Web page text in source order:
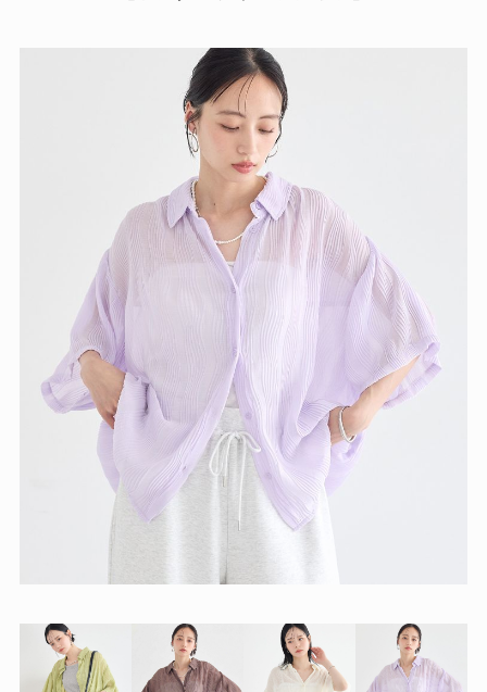
で異なる雰囲気を演出。
パンツやスカートと合わせることで、さま
ざまなレイヤードスタイルが楽しめます◎
【ランダムプリーツシャツ】